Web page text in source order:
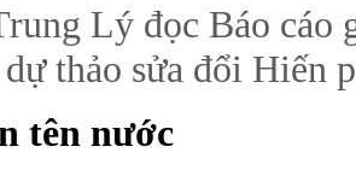
Lý đọc Báo
thảo sửa đổi Hiến
tên nước